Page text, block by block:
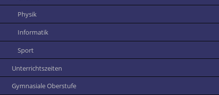
Physik
Informatik
Sport
Unterrichtszeiten
Gymnasiale Oberstufe